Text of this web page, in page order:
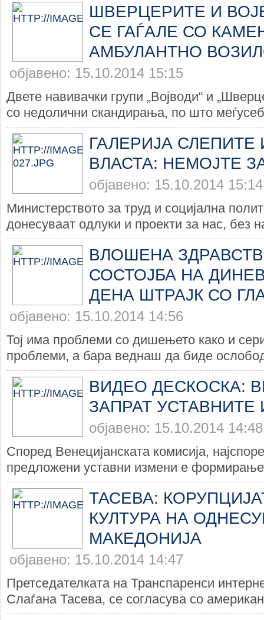
ШВЕРЦЕРИТЕ И
СЕ ГАЃАЛЕ СО
АМБУЛАНТНО
објавено: 15.10.2014 15:15
Двете навивачки групи „Војводи“ и
со недолични скандирања, по што
ГАЛЕРИЈА
ВЛАСТА: НЕМОЈТЕ
објавено: 15.10.2014 15:14
Министерството за труд и социјална
донесуваат одлуки и проекти за нас, без
ВЛОШЕНА
СОСТОЈБА НА
ДЕНА ШТРАЈК СО
објавено: 15.10.2014 14:56
Тој има проблеми со дишењето како и
проблеми, а бара веднаш да биде
ВИДЕО ДЕСКОСКА:
ЗАПРАТ УСТАВНИТЕ
објавено: 15.10.2014 14:48
Според Венецијанската комисија,
предложени уставни измени е
ТАСЕВА:
КУЛТУРА НА
МАКЕДОНИЈА
објавено: 15.10.2014 14:47
Претседателката на Транспаренси
Слаѓана Тасева, се согласува со